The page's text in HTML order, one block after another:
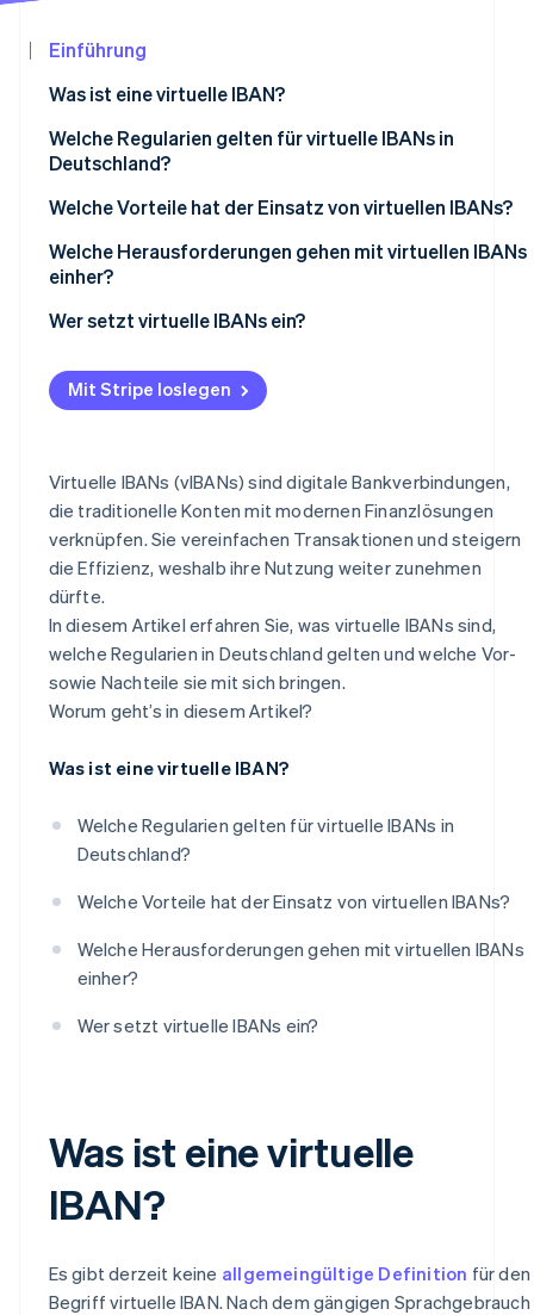
Atlas
Start-up-Gründung
Climate
Identity
Stripe-Sessions 2026
Stripe App-Marktplatz
Einführung
Was ist eine virtuelle IBAN?
Welche Regularien gelten für virtuelle IBANs in
Deutschland?
Welche Vorteile hat der Einsatz von virtuellen IBANs?
Mehr Effizienz
Hohe Sicherheit
Welche Herausforderungen gehen mit virtuellen IBANs
einher?
Regulatorische Anforderungen
Kostenstruktur
So kann Stripe Sie unterstützen
Wer setzt virtuelle IBANs ein?
Mit Stripe loslegen
Virtuelle IBANs (vIBANs) sind digitale Bankverbindungen,
die traditionelle Konten mit modernen Finanzlösungen
verknüpfen. Sie vereinfachen Transaktionen und steigern
die Effizienz, weshalb ihre Nutzung weiter zunehmen
dürfte.
In diesem Artikel erfahren Sie, was virtuelle IBANs sind,
welche Regularien in Deutschland gelten und welche Vor-
sowie Nachteile sie mit sich bringen.
Worum geht’s in diesem Artikel?
Was ist eine virtuelle IBAN?
Welche Regularien gelten für virtuelle IBANs in
Deutschland?
Welche Vorteile hat der Einsatz von virtuellen IBANs?
Welche Herausforderungen gehen mit virtuellen IBANs
einher?
Wer setzt virtuelle IBANs ein?
Was ist eine virtuelle
IBAN?
Es gibt derzeit keine allgemeingültige Definition für den
Begriff virtuelle IBAN. Nach dem gängigen Sprachgebrauch